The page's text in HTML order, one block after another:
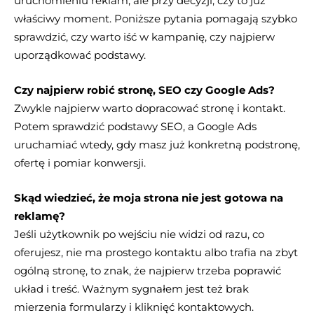
właściwy moment. Poniższe pytania pomagają szybko
sprawdzić, czy warto iść w kampanię, czy najpierw
uporządkować podstawy.
Czy najpierw robić stronę, SEO czy Google Ads?
Zwykle najpierw warto dopracować stronę i kontakt.
Potem sprawdzić podstawy SEO, a Google Ads
uruchamiać wtedy, gdy masz już konkretną podstronę,
ofertę i pomiar konwersji.
Skąd wiedzieć, że moja strona nie jest gotowa na
reklamę?
Jeśli użytkownik po wejściu nie widzi od razu, co
oferujesz, nie ma prostego kontaktu albo trafia na zbyt
ogólną stronę, to znak, że najpierw trzeba poprawić
układ i treść. Ważnym sygnałem jest też brak
mierzenia formularzy i kliknięć kontaktowych.